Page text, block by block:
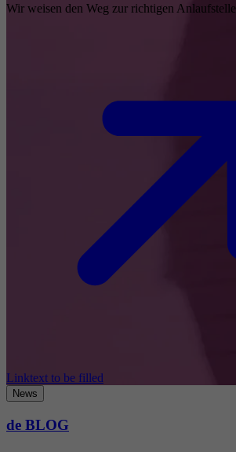
Wir weisen den Weg zur richtigen Anlaufstelle
Linktext to be filled
News
de BLOG